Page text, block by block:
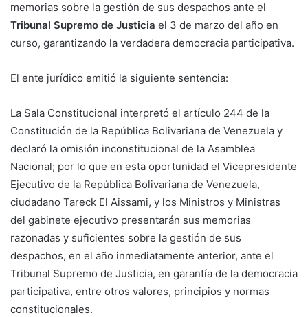
memorias sobre la gestión de sus despachos ante el
Tribunal Supremo de Justicia el 3 de marzo del año en
curso, garantizando la verdadera democracia participativa.
El ente jurídico emitió la siguiente sentencia:
La Sala Constitucional interpretó el artículo 244 de la
Constitución de la República Bolivariana de Venezuela y
declaró la omisión inconstitucional de la Asamblea
Nacional; por lo que en esta oportunidad el Vicepresidente
Ejecutivo de la República Bolivariana de Venezuela,
ciudadano Tareck El Aissami, y los Ministros y Ministras
del gabinete ejecutivo presentarán sus memorias
razonadas y suficientes sobre la gestión de sus
despachos, en el año inmediatamente anterior, ante el
Tribunal Supremo de Justicia, en garantía de la democracia
participativa, entre otros valores, principios y normas
constitucionales.